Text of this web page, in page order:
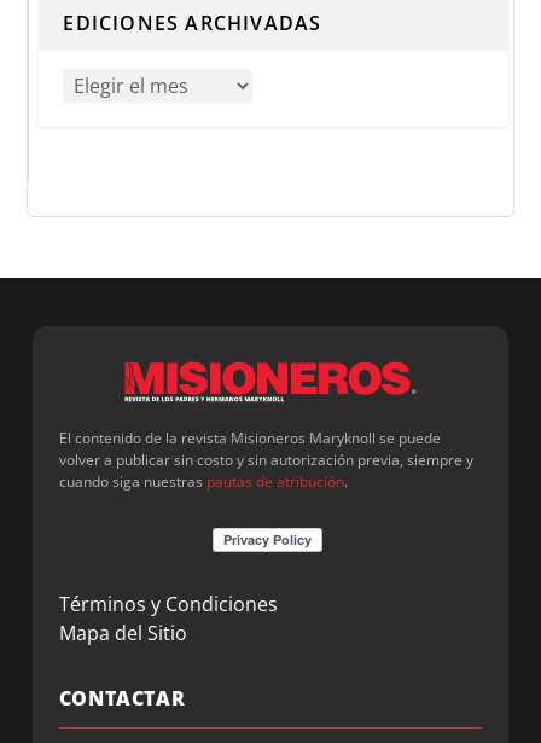
EDICIONES ARCHIVADAS
El contenido de la revista Misioneros Maryknoll se puede
volver a publicar sin costo y sin autorización previa, siempre y
cuando siga nuestras pautas de atribución.
Términos y Condiciones
Mapa del Sitio
CONTACTAR